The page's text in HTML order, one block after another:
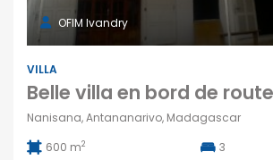
OFIM Ivandry
VILLA
Belle villa en bord de
Nanisana, Antananarivo, Madagascar
600 m2
3